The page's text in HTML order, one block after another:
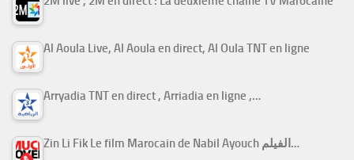
Al Aoula Live, Al Aoula en direct, Al Oula TNT en ligne
Arryadia TNT en direct , Arriadia en ligne ,…
Zin Li Fik Le film Marocain de Nabil Ayouch الفيلم…